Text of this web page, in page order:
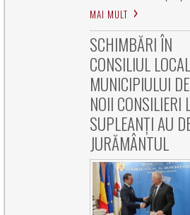
MAI MULT
SCHIMBĂRI ÎN
CONSILIUL
MUNICIPIULUI
NOII CONSILIERI
SUPLEANȚI AU
JURĂMÂNTUL